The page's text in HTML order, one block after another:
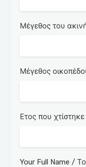
Μέγεθος του
Μέγεθος
Ετος που χτίστηκε
Your Full Name /